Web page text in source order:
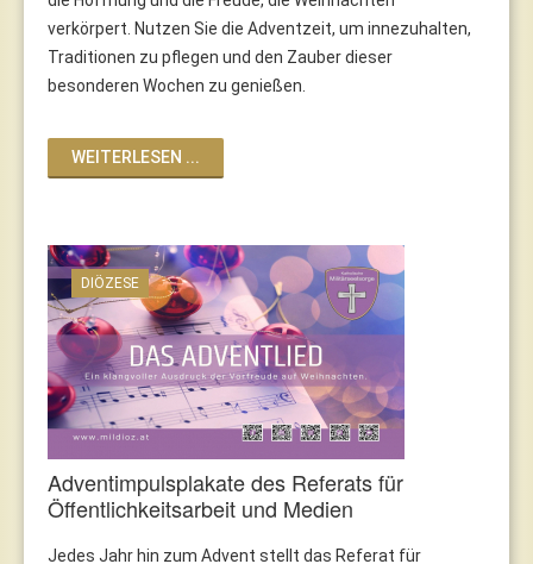
verkörpert. Nutzen Sie die Adventzeit, um innezuhalten,
Traditionen zu pflegen und den Zauber dieser
besonderen Wochen zu genießen.
WEITERLESEN ...
DIÖZESE
Adventimpulsplakate des Referats für
Öffentlichkeitsarbeit und Medien
Jedes Jahr hin zum Advent stellt das Referat für